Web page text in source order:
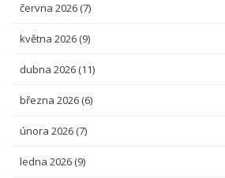
června 2026 (7)
května 2026 (9)
dubna 2026 (11)
března 2026 (6)
února 2026 (7)
ledna 2026 (9)